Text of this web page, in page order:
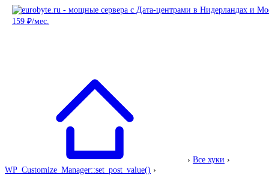
› Все хуки ›
WP_Customize_Manager::set_post_value() ›